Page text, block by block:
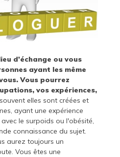
d'échange ou vous
ayant les même
Vous pourrez
vos expériences,
elles sont créées et
ayant une expérience
le surpoids ou l'obésité,
connaissance du sujet.
aurez toujours un
Vous êtes une